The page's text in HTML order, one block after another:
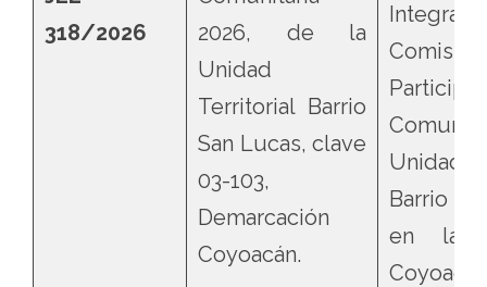
318/2026
2026, de la
Unidad
Territorial Barrio
San Lucas, clave
03-103,
Demarcación
Coyoacán.
Unidad
Barrio
en la